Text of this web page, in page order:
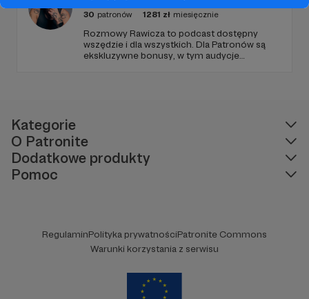
30 patronów 1281 zł miesięcznie
Rozmowy Rawicza to podcast dostępny
wszędzie i dla wszystkich. Dla Patronów są
ekskluzywne bonusy, w tym audycje
Kategorie
O Patronite
Dodatkowe produkty
Pomoc
RegulaminPolityka prywatnościPatronite Commons
Warunki korzystania z serwisu